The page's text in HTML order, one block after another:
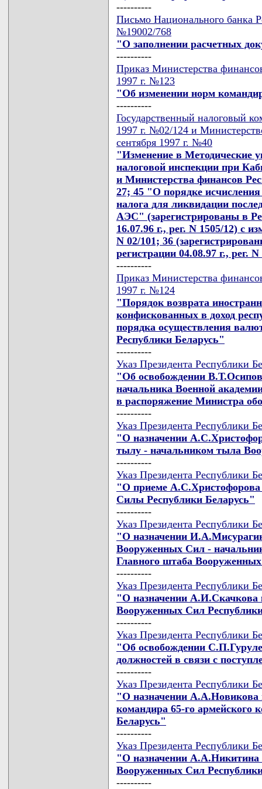
----------
Письмо Национального банка
№19002/768
"О заполнении расчетных
----------
Приказ Министерства
1997 г. №123
"Об изменении норм
----------
Государственный налоговый
1997 г. №02/124 и
сентября 1997 г. №40
"Изменение в Методические
налоговой инспекции при
и Министерства финансов
27; 45 "О порядке
налога для ликвидации
АЭС" (зарегистрированы в
16.07.96 г., рег. N 1505/12) с
N 02/101; 36
регистрации 04.08.97 г., рег.
----------
Приказ Министерства
1997 г. №124
"Порядок возврата
конфискованных в доход
порядка осуществления
Республики Беларусь"
----------
Указ Президента Республики
"Об освобождении
начальника Военной
в распоряжение Министра
----------
Указ Президента Республики
"О назначении
тылу - начальником тыла
----------
Указ Президента Республики
"О приеме
Силы Республики Беларусь"
----------
Указ Президента Республики
"О назначении
Вооруженных Сил -
Главного штаба
----------
Указ Президента Республики
"О назначении
Вооруженных Сил
----------
Указ Президента Республики
"Об освобождении
должностей в связи с
----------
Указ Президента Республики
"О назначении А.А.Новикова
командира 65-го армейского
Беларусь"
----------
Указ Президента Республики
"О назначении А.А.Никитина
Вооруженных Сил
----------